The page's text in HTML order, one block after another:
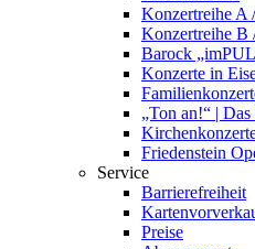
Konzertreihe A
Konzertreihe B
Barock
Konzerte in
„Ton an!“ |
Friedenstein
Service
Barrierefreiheit
Preise